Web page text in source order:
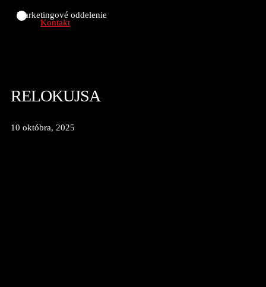
Kontakt
Marketingové oddelenie
RELOKUJSA
10 októbra, 2025